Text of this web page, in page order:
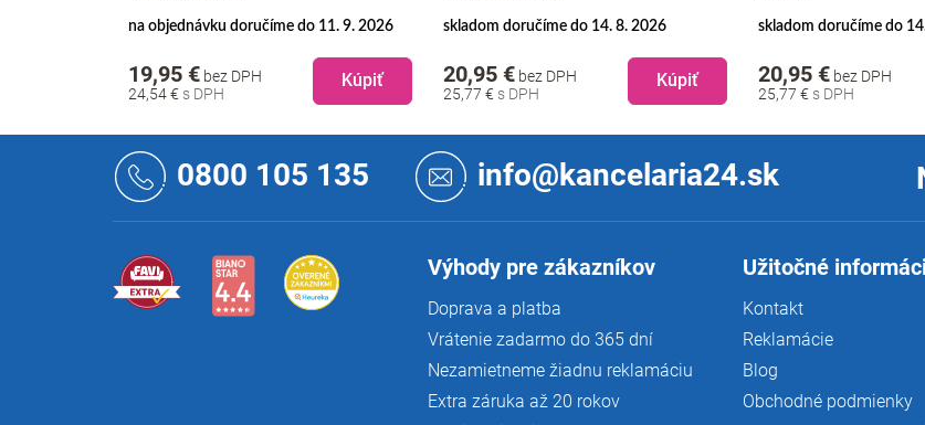
na objednávku doručíme do 11. 9. 2026
24,54 €
19,95 € bez DPH Kúpiť
skladom doručíme do 14. 8. 2026
25,77 €
20,95 € bez DPH Kúpiť
skladom doručíme do
25,77 €
20,95 € bez DPH
0800 105 135 info@kancelaria24.sk
Výhody pre zákazníkov
Doprava a platba
Vrátenie zadarmo do 365 dní
Nezamietneme žiadnu reklamáciu
Extra záruka až 20 rokov
Užitočné
Kontakt
Reklamácie
Blog
Obchodné podmienky